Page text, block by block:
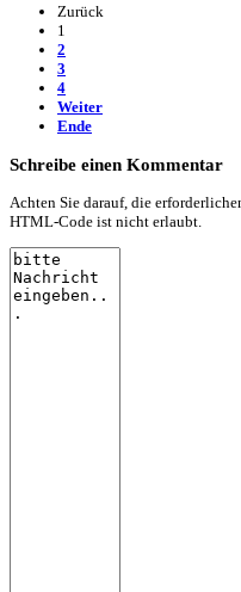
Zurück
1
2
3
4
Weiter
Ende
Schreibe einen Kommentar
Achten Sie darauf, die
HTML-Code ist nicht erlaubt.